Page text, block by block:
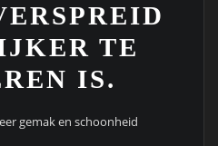
TE
IS.
gemak en schoonheid